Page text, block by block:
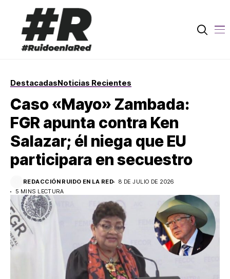
DestacadasNoticias Recientes
Caso «Mayo» Zambada:
FGR apunta contra Ken
Salazar; él niega que EU
participara en secuestro
REDACCIÓN RUIDO EN LA RED
8 DE JULIO DE 2026
5 MINS LECTURA